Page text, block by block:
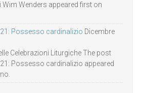
Wim Wenders appeared first on
Possesso cardinalizio Dicembre
Celebrazioni Liturgiche The post
Possesso cardinalizio appeared